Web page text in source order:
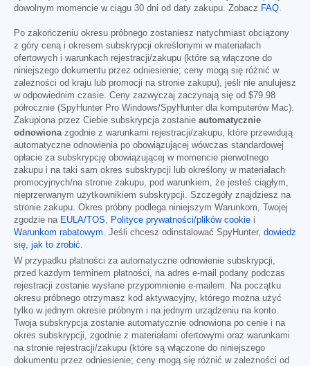
dowolnym momencie w ciągu 30 dni od daty zakupu. Zobacz FAQ.
Po zakończeniu okresu próbnego zostaniesz natychmiast obciążony
z góry ceną i okresem subskrypcji określonymi w materiałach
ofertowych i warunkach rejestracji/zakupu (które są włączone do
niniejszego dokumentu przez odniesienie; ceny mogą się różnić w
zależności od kraju lub promocji na stronie zakupu), jeśli nie anulujesz
w odpowiednim czasie. Ceny zazwyczaj zaczynają się od $79.98
półrocznie (SpyHunter Pro Windows/SpyHunter dla komputerów Mac).
Zakupiona przez Ciebie subskrypcja zostanie automatycznie
odnowionazgodnie z warunkami rejestracji/zakupu, które przewidują
automatyczne odnowienia po obowiązującej wówczas standardowej
opłacie za subskrypcję obowiązującej w momencie pierwotnego
zakupu i na taki sam okres subskrypcji lub określony w materiałach
promocyjnych/na stronie zakupu, pod warunkiem, że jesteś ciągłym,
nieprzerwanym użytkownikiem subskrypcji. Szczegóły znajdziesz na
stronie zakupu. Okres próbny podlega niniejszym Warunkom, Twojej
zgodzie na EULA/TOS, Polityce prywatności/plików cookie i
Warunkom rabatowym. Jeśli chcesz odinstalować SpyHunter, dowiedz
się, jak to zrobić.
W przypadku płatności za automatyczne odnowienie subskrypcji,
przed każdym terminem płatności, na adres e-mail podany podczas
rejestracji zostanie wysłane przypomnienie e-mailem. Na początku
okresu próbnego otrzymasz kod aktywacyjny, którego można użyć
tylko w jednym okresie próbnym i na jednym urządzeniu na konto.
Twoja subskrypcja zostanie automatycznie odnowiona po cenie i na
okres subskrypcji, zgodnie z materiałami ofertowymi oraz warunkami
na stronie rejestracji/zakupu (które są włączone do niniejszego
dokumentu przez odniesienie; ceny mogą się różnić w zależności od